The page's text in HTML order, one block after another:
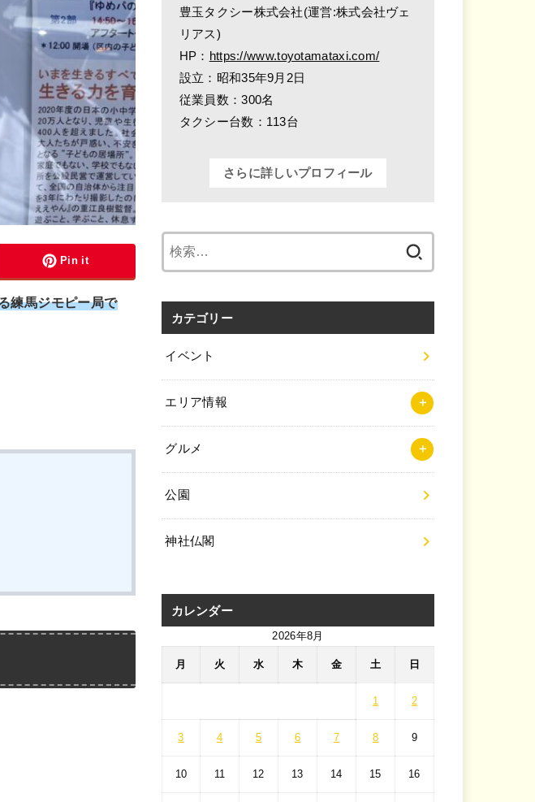
Pin it
練馬ジモピー局で
豊玉タクシー株式会社(運営:株式会社ヴェ
リアス)
HP： https://www.toyotamataxi.com/
設立：昭和35年9月2日
従業員数：300名
タクシー台数：113台
さらに詳しいプロフィール
カテゴリー
イベント
エリア情報
グルメ
公園
神社仏閣
カレンダー
2026年8月
月 火 水 木 金 土 日
1 2
3 4 5 6 7 8 9
10 11 12 13 14 15 16